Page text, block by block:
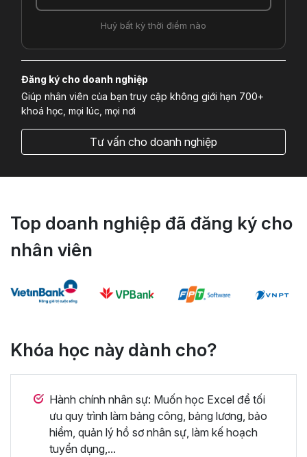
Huỷ bất kỳ thời điểm nào
Đăng ký cho doanh nghiệp
Giúp nhân viên của bạn truy cập không giới hạn 700+
khoá học, mọi lúc, mọi nơi
Tư vấn cho doanh nghiệp
Top doanh nghiệp đã đăng ký cho
nhân viên
Khóa học này dành cho?
Hành chính nhân sự: Muốn học Excel để tối
ưu quy trình làm bảng công, bảng lương, bảo
hiểm, quản lý hồ sơ nhân sự, làm kế hoạch
tuyển dụng,...